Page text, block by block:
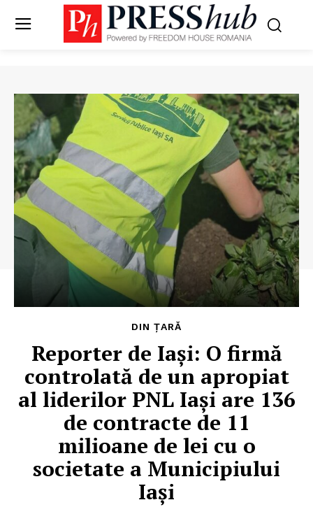
DIN ȚARĂ
​Reporter de Iași: O firmă
controlată de un apropiat
al liderilor PNL Iași are 136
de contracte de 11
milioane de lei cu o
societate a Municipiului
Iași